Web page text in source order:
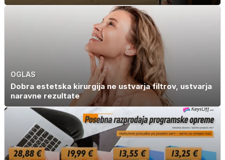
OGLAS
Dobra estetska kirurgija ne ustvarja filtrov, ustvarja
naravne rezultate